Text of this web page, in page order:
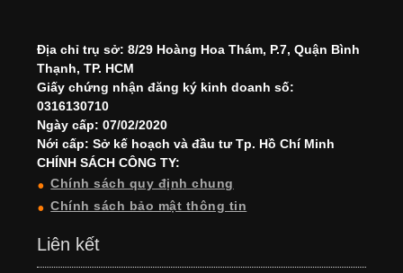
Địa chỉ trụ sở: 8/29 Hoàng Hoa Thám, P.7, Quận Bình
Thạnh, TP. HCM
Giấy chứng nhận đăng ký kinh doanh số:
0316130710
Ngày cấp: 07/02/2020
Nới cấp: Sở kế hoạch và đầu tư Tp. Hồ Chí Minh
CHÍNH SÁCH CÔNG TY:
Chính sách quy định chung
Chính sách bảo mật thông tin
Liên kết